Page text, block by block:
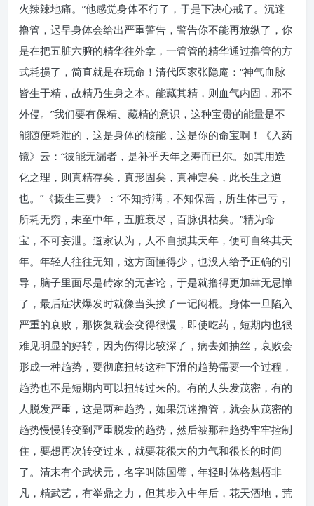
火辣辣地痛。”他感觉身体不行了，于是下决心戒了。沉迷
撸管，迟早身体会给出严重警告，警告你不能再放纵了，你
是在把五脏六腑的精华往外拿，一管管的精华通过撸管的方
式耗损了，简直就是在玩命！清代医家张隐庵：“神气血脉
皆生于精，故精乃生身之本。能藏其精，则血气内固，邪不
外侵。”我们要有保精、藏精的意识，这种宝贵的能量是不
能随便耗泄的，这是身体的核能，这是你的命宝啊！《入药
镜》云：“彼能无漏者，是补乎天年之寿而已尔。如其用造
化之理，则真精存矣，真形固矣，真神定矣，此长生之道
也。”《摄生三要》：“不知持满，不知保啬，所生体已亏，
所耗无穷，未至中年，五脏衰尽，百脉俱枯矣。”精为命
宝，不可妄泄。道家认为，人不自损其天年，便可自终其天
年。年轻人往往无知，这方面懂得少，也没人给予正确的引
导，脑子里面尽是砖家的无害论，于是就撸得更加肆无忌惮
了，最后症状爆发时就像当头挨了一记闷棍。身体一旦陷入
严重的衰败，那恢复就会变得很慢，即使吃药，短期内也很
难见明显的好转，因为伤得比较深了，病去如抽丝，衰败会
形成一种趋势，要彻底扭转这种下滑的趋势需要一个过程，
趋势也不是短期内可以扭转过来的。有的人头发茂密，有的
人脱发严重，这是两种趋势，如果沉迷撸管，就会从茂密的
趋势慢慢转变到严重脱发的趋势，然后被那种趋势牢牢控制
住，要想再次转变过来，就要花很大的力气和很长的时间
了。清末有个武状元，名字叫陈国璧，年轻时体格魁梧非
凡，精武艺，有举鼎之力，但其步入中年后，花天酒地，荒